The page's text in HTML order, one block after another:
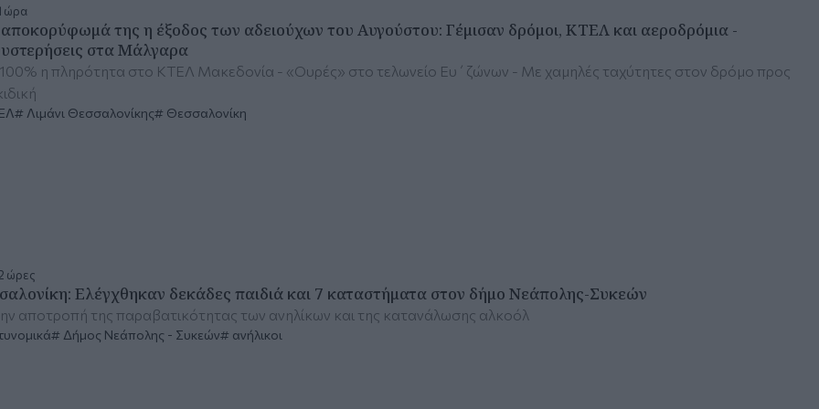
ώρα
της η έξοδος των αδειούχων του Αυγούστου: Γέμισαν δρόμοι, ΚΤΕΛ και αεροδρόμια -
στα Μάλγαρα
η πληρότητα στο ΚΤΕΛ Μακεδονία - «Ουρές» στο τελωνείο Ευ΄ζώνων - Με χαμηλές ταχύτητες στον δρόμο προς
Λιμάνι Θεσσαλονίκης Θεσσαλονίκη
ώρες
Ελέγχθηκαν δεκάδες παιδιά και 7 καταστήματα στον δήμο Νεάπολης-Συκεών
αποτροπή της παραβατικότητας των ανηλίκων και της κατανάλωσης αλκοόλ
Δήμος Νεάπολης - Συκεών ανήλικοι